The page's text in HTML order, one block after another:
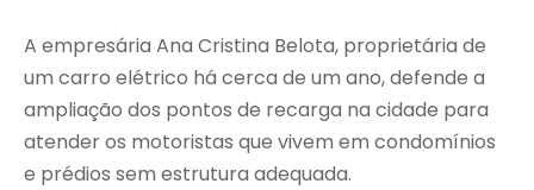
A empresária Ana Cristina Belota, proprietária de
um carro elétrico há cerca de um ano, defende a
ampliação dos pontos de recarga na cidade para
atender os motoristas que vivem em condomínios
e prédios sem estrutura adequada.